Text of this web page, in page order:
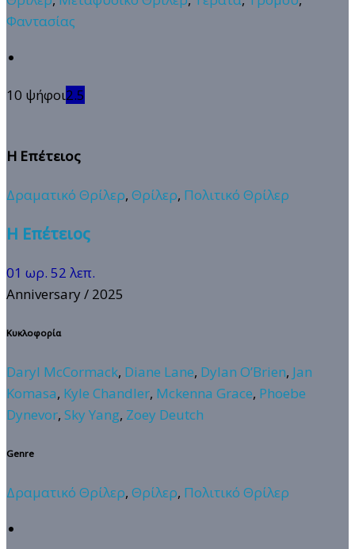
Φαντασίας
10 ψήφοι2.5
Η Επέτειος
Δραματικό Θρίλερ, Θρίλερ, Πολιτικό Θρίλερ
Η Επέτειος
01 ωρ. 52 λεπ.
Anniversary/ 2025
Κυκλοφορία
Daryl McCormack, Diane Lane, Dylan O’Brien, Jan
Komasa, Kyle Chandler, Mckenna Grace, Phoebe
Dynevor, Sky Yang, Zoey Deutch
Genre
Δραματικό Θρίλερ, Θρίλερ, Πολιτικό Θρίλερ